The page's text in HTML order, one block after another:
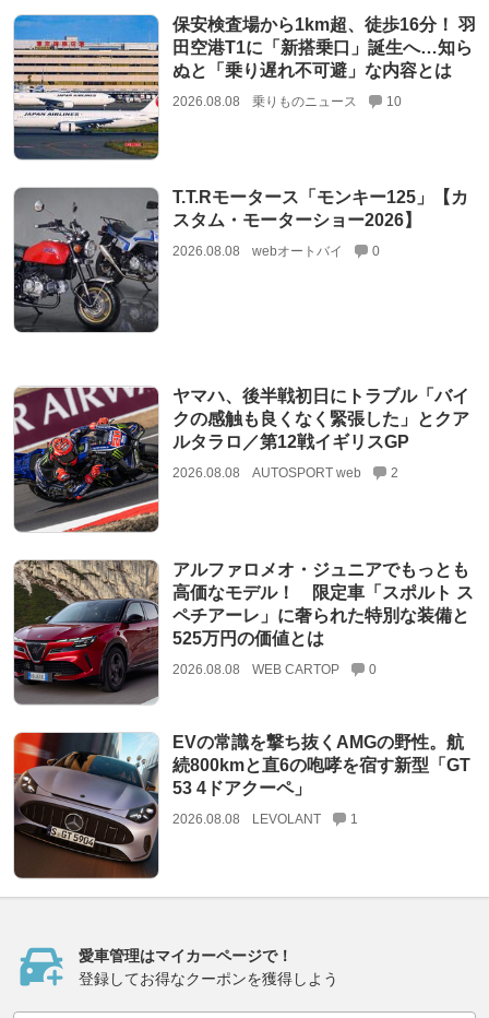
保安検査場から1km超、徒歩16分！ 羽
田空港T1に「新搭乗口」誕生へ…知ら
ぬと「乗り遅れ不可避」な内容とは
2026.08.08 乗りものニュース 10
T.T.Rモータース「モンキー125」【カ
スタム・モーターショー2026】
2026.08.08 webオートバイ 0
ヤマハ、後半戦初日にトラブル「バイ
クの感触も良くなく緊張した」とクア
ルタラロ／第12戦イギリスGP
2026.08.08 AUTOSPORT web 2
アルファロメオ・ジュニアでもっとも
高価なモデル！ 限定車「スポルト ス
ペチアーレ」に奢られた特別な装備と
525万円の価値とは
2026.08.08 WEB CARTOP 0
EVの常識を撃ち抜くAMGの野性。航
続800kmと直6の咆哮を宿す新型「GT
53 4ドアクーペ」
2026.08.08 LEVOLANT 1
愛車管理はマイカーページで！
登録してお得なクーポンを獲得しよう